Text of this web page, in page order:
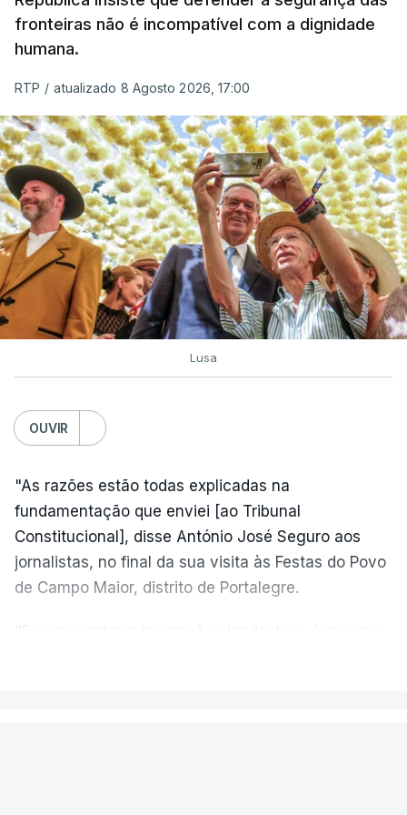
de embarcações de alta velocidade (EAV) que
utilizam a costa nacional para o tráfico de droga.
c/ Lusa
fronteiras não é incompatível com a dignidade
humana.
RTP / atualizado 8 Agosto 2026, 17:00
Lusa
OUVIR
"As razões estão todas explicadas na
fundamentação que enviei [ao Tribunal
Constitucional], disse António José Seguro aos
jornalistas, no final da sua visita às Festas do Povo
de Campo Maior, distrito de Portalegre.